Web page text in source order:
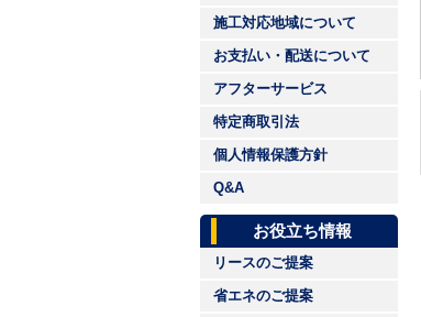
施工対応地域について
お支払い・配送について
アフターサービス
特定商取引法
個人情報保護方針
Q&A
お役立ち情報
リースのご提案
省エネのご提案